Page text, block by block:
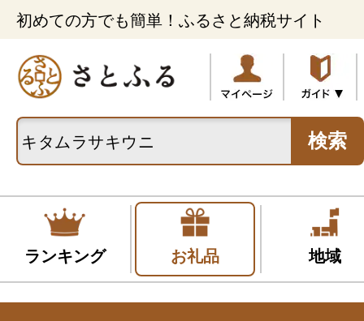
初めての方でも簡単！ふるさと納税サイト
検索
ランキング お礼品 地域